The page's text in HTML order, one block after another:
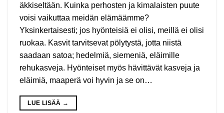
äkkiseltään. Kuinka perhosten ja kimalaisten puute
voisi vaikuttaa meidän elämäämme?
Yksinkertaisesti; jos hyönteisiä ei olisi, meillä ei olisi
ruokaa. Kasvit tarvitsevat pölytystä, jotta niistä
saadaan satoa; hedelmiä, siemeniä, eläimille
rehukasveja. Hyönteiset myös hävittävät kasveja ja
eläimiä, maaperä voi hyvin ja se on…
LUE LISÄÄ →